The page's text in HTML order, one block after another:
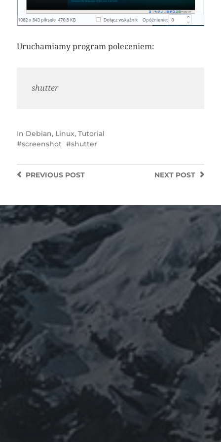
Uruchamiamy program poleceniem:
shutter
In Debian, Linux, Tutorial
screenshot
shutter
NEXT POST
PREVIOUSPOST
11 PAŹDZIERNIKA 2020
INSTALACJA VMWARE
WORKSTATION PLAYER
15.5 NA SYSTEMIE LINUX
UBUNTU